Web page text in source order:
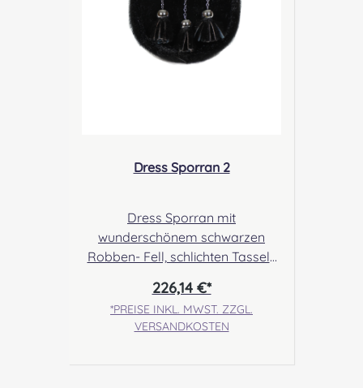
Verschluckbare Kleinteile
Dress Sporran 2
Dress Sporran mit
wunderschönem schwarzen
Robben- Fell, schlichten Tassels
Lion Angabe zur
Produktsicherheit Hersteller:
Margaret Morrison, Unit 7
226,14 €*
*PREISE INKL. MWST. ZZGL.
VERSANDKOSTEN